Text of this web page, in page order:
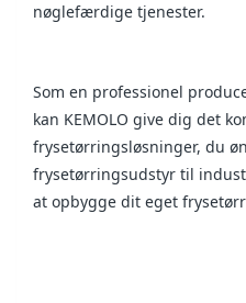
nøglefærdige tjenester.
Som en professionel
kan KEMOLO give dig det
frysetørringsløsninger, du
frysetørringsudstyr til
at opbygge dit eget